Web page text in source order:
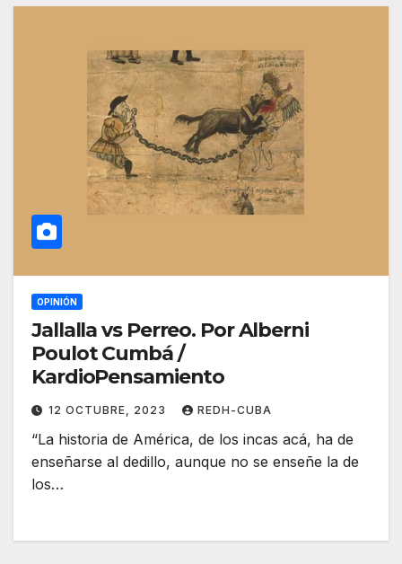
OPINIÓN
Jallalla vs Perreo. Por Alberni
Poulot Cumbá /
KardioPensamiento
12 OCTUBRE, 2023 REDH-CUBA
“La historia de América, de los incas acá, ha de
enseñarse al dedillo, aunque no se enseñe la de
los…